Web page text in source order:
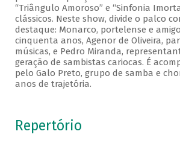
“Triângulo Amoroso” e “Sinfonia
clássicos. Neste show, divide o palco
destaque: Monarco, portelense e
cinquenta anos, Agenor de Oliveira,
músicas, e Pedro Miranda,
geração de sambistas cariocas. É
pelo Galo Preto, grupo de samba e
anos de trajetória.
Repertório